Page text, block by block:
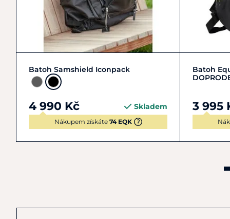
Zobrazit detail
Batoh Samshield Iconpack
4 990 Kč Skladem
Nákupem získáte 74 EQK
Batoh
3 995